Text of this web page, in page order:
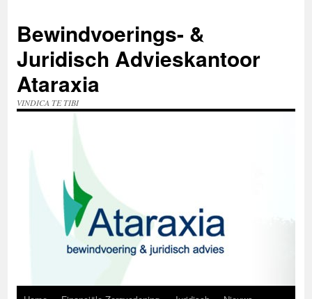
de
inhoud
Bewindvoerings- &
Juridisch Advieskantoor
Ataraxia
VINDICA TE TIBI